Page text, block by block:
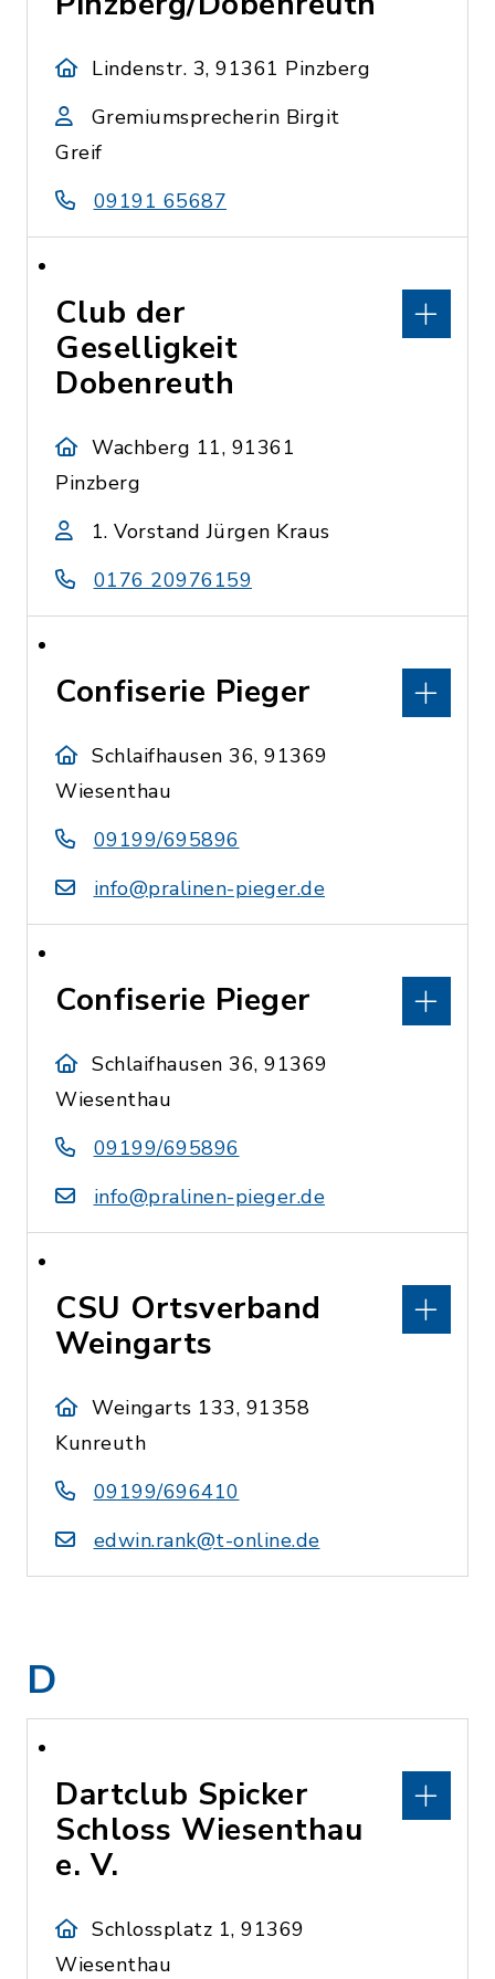
Lindenstr. 3, 91361 Pinzberg
Gremiumsprecherin Birgit
Greif
09191 65687
Club der
Geselligkeit
Dobenreuth
Wachberg 11, 91361
Pinzberg
1. Vorstand Jürgen Kraus
0176 20976159
Confiserie Pieger
Schlaifhausen 36, 91369
Wiesenthau
09199/695896
info@pralinen-pieger.de
Confiserie Pieger
Schlaifhausen 36, 91369
Wiesenthau
09199/695896
info@pralinen-pieger.de
CSU Ortsverband
Weingarts
Weingarts 133, 91358
Kunreuth
09199/696410
edwin.rank@t-online.de
D
Dartclub Spicker
Schloss Wiesenthau
e. V.
Schlossplatz 1, 91369
Wiesenthau